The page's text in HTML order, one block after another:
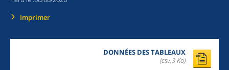
Imprimer
DONNÉES DES TABLEAUX
(csv,3 Ko)